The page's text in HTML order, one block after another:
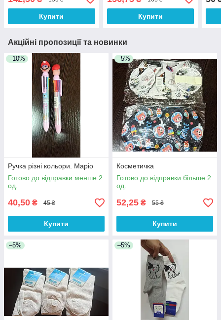
Купити Купити
Акційні пропозиції та новинки
–10%
Ручка різні кольори. Маріо
Готово до відправки менше 2
од.
40,50 ₴ 45 ₴
Купити
–5%
Косметичка
Готово до відправки більше 2
од.
52,25 ₴ 55 ₴
Купити
–5% –5%